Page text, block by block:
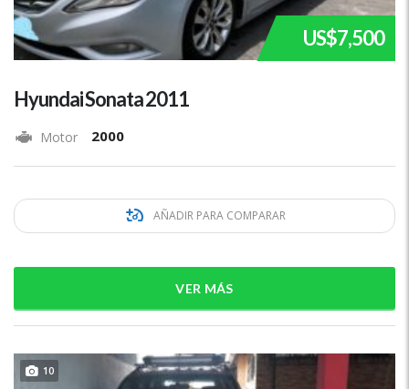
US$7,500
Hyundai Sonata 2011
Motor 2000
AÑADIR PARA COMPARAR
VER MÁS
10